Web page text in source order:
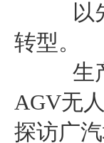
以先
转型。
生产
AGV无
探访广